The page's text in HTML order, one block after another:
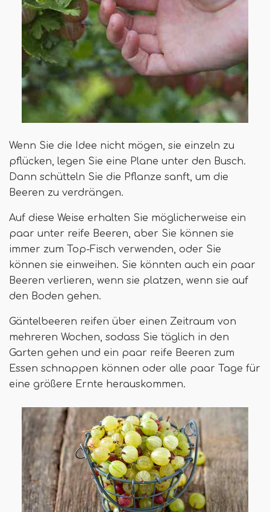
Wenn Sie die Idee nicht mögen, sie einzeln zu
pflücken, legen Sie eine Plane unter den Busch.
Dann schütteln Sie die Pflanze sanft, um die
Beeren zu verdrängen.
Auf diese Weise erhalten Sie möglicherweise ein
paar unter reife Beeren, aber Sie können sie
immer zum Top-Fisch verwenden, oder Sie
können sie einweihen. Sie könnten auch ein paar
Beeren verlieren, wenn sie platzen, wenn sie auf
den Boden gehen.
Gäntelbeeren reifen über einen Zeitraum von
mehreren Wochen, sodass Sie täglich in den
Garten gehen und ein paar reife Beeren zum
Essen schnappen können oder alle paar Tage für
eine größere Ernte herauskommen.